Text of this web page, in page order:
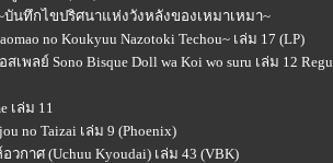
บันทึกไขปริศนาแห่งวังหลังของเหมาเหมา~
no Koukyuu Nazotoki Techou~ เล่ม 17 (LP)
พลย์ Sono Bisque Doll wa Koi wo suru เล่ม 12
เล่ม 11
no Taizai เล่ม 9 (Phoenix)
อวกาศ (Uchuu Kyoudai) เล่ม 43 (VBK)